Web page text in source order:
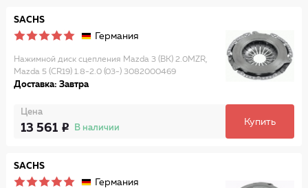
SACHS
Германия
Нажимной диск сцепления Mazda 3 (BK) 2.0MZR,
Mazda 5 (CR19) 1.8-2.0 (03-) 3082000469
Доставка: Завтра
Цена
13 561 В наличии
Купить
SACHS
Германия